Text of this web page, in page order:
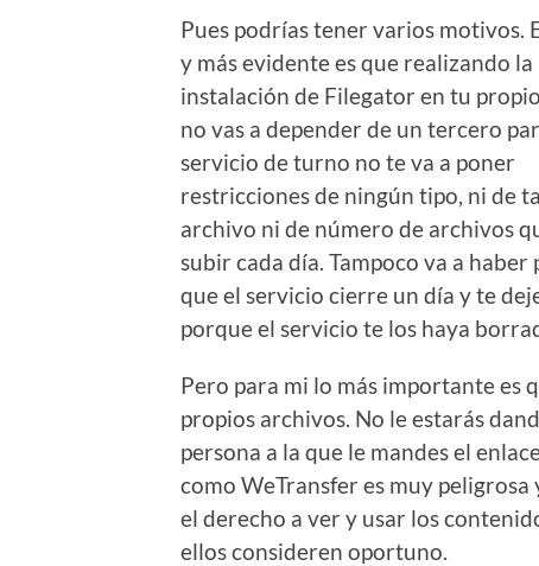
Pues podrías tener varios motivos.
y más evidente es que realizando la
instalación de Filegator en tu
no vas a depender de un tercero
servicio de turno no te va a poner
restricciones de ningún tipo, ni de
archivo ni de número de archivos
subir cada día. Tampoco va a haber
que el servicio cierre un día y te
porque el servicio te los haya
Pero para mi lo más importante es
propios archivos. No le estarás
persona a la que le mandes el
como WeTransfer es muy
el derecho a ver y usar los
ellos consideren oportuno.